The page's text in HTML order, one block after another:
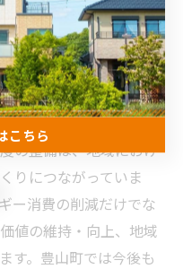
エネ住宅の未来
断熱性能の向上や太陽
の整備は、地域におけ
りにつながっていま
ー消費の削減だけでな
値の維持・向上、地域
す。豊山町では今後も
こちら
こちら